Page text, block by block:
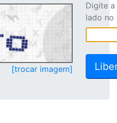
[trocar imagem]
Digite
lado no